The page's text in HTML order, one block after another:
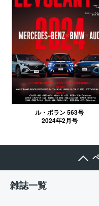
ル・ボラン 563号
2024年2月号
雑誌一覧